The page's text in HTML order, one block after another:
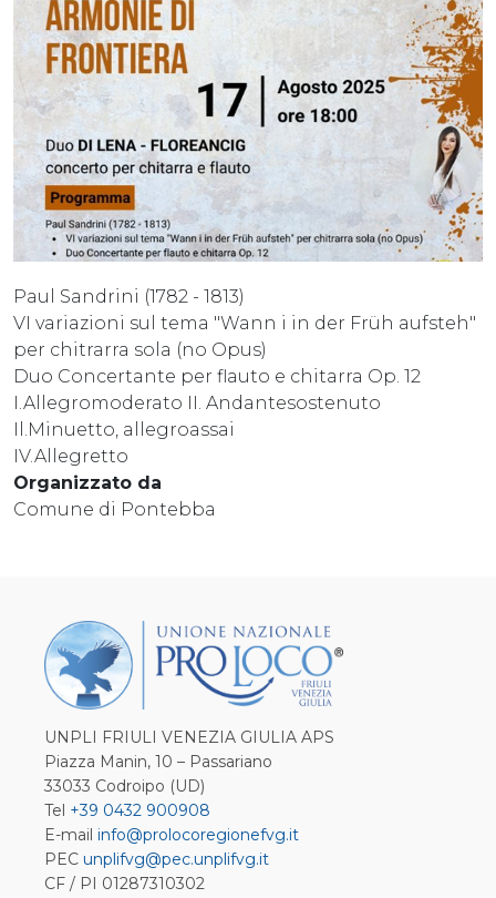
Paul Sandrini (1782 - 1813)
VI variazioni sul tema "Wann i in der Früh aufsteh"
per chitrarra sola (no Opus)
Duo Concertante per flauto e chitarra Op. 12
I.Allegromoderato II. Andantesostenuto
Il.Minuetto, allegroassai
IV.Allegretto
Organizzato da
Comune di Pontebba
UNPLI FRIULI VENEZIA GIULIA APS
Piazza Manin, 10 – Passariano
33033 Codroipo (UD)
Tel +39 0432 900908
E-mail info@prolocoregionefvg.it
PEC unplifvg@pec.unplifvg.it
CF / PI 01287310302